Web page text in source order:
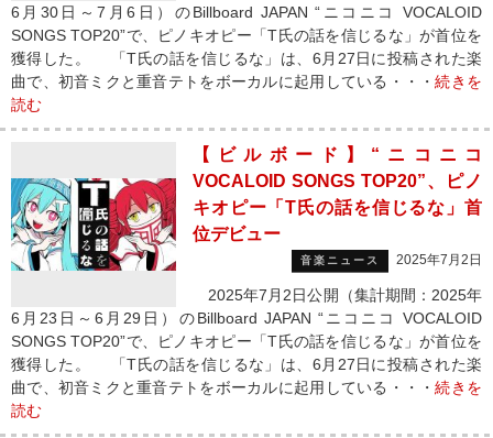
6月30日～7月6日）のBillboard JAPAN “ニコニコ VOCALOID
SONGS TOP20”で、ピノキオピー「T氏の話を信じるな」が首位を
獲得した。 「T氏の話を信じるな」は、6月27日に投稿された楽
曲で、初音ミクと重音テトをボーカルに起用している・・・続きを
読む
【ビルボード】“ニコニコ
VOCALOID SONGS TOP20”、ピノ
キオピー「T氏の話を信じるな」首
位デビュー
音楽ニュース 2025年7月2日
2025年7月2日公開（集計期間：2025年
6月23日～6月29日）のBillboard JAPAN “ニコニコ VOCALOID
SONGS TOP20”で、ピノキオピー「T氏の話を信じるな」が首位を
獲得した。 「T氏の話を信じるな」は、6月27日に投稿された楽
曲で、初音ミクと重音テトをボーカルに起用している・・・続きを
読む